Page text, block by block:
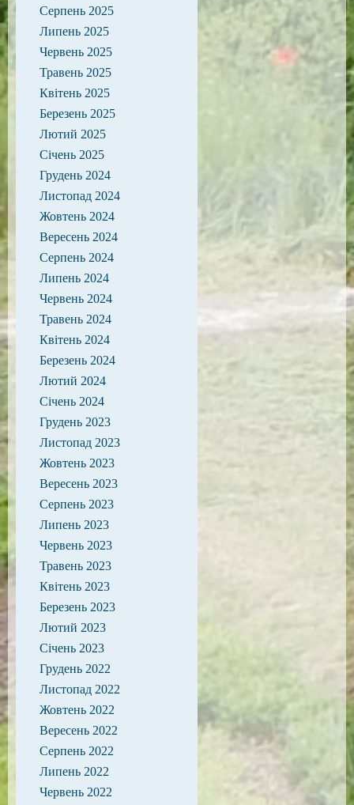
Серпень 2025
Липень 2025
Червень 2025
Травень 2025
Квітень 2025
Березень 2025
Лютий 2025
Січень 2025
Грудень 2024
Листопад 2024
Жовтень 2024
Вересень 2024
Серпень 2024
Липень 2024
Червень 2024
Травень 2024
Квітень 2024
Березень 2024
Лютий 2024
Січень 2024
Грудень 2023
Листопад 2023
Жовтень 2023
Вересень 2023
Серпень 2023
Липень 2023
Червень 2023
Травень 2023
Квітень 2023
Березень 2023
Лютий 2023
Січень 2023
Грудень 2022
Листопад 2022
Жовтень 2022
Вересень 2022
Серпень 2022
Липень 2022
Червень 2022